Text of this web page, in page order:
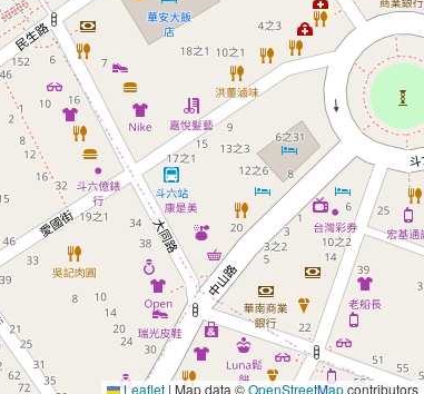
Leaflet | Map data ©OpenStreetMapcontributors